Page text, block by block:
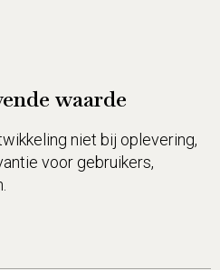
waarde
niet bij oplevering,
voor gebruikers,